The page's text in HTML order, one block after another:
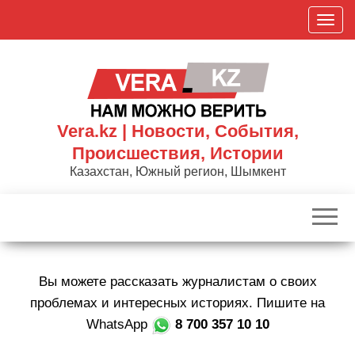
П
о
к
р
Vera.kz | Новости, События,
Происшествия, Истории
Казахстан, Южный регион, Шымкент
Вы можете рассказать журналистам о своих
проблемах и интересных историях. Пишите на
WhatsApp
8 700 357 10 10